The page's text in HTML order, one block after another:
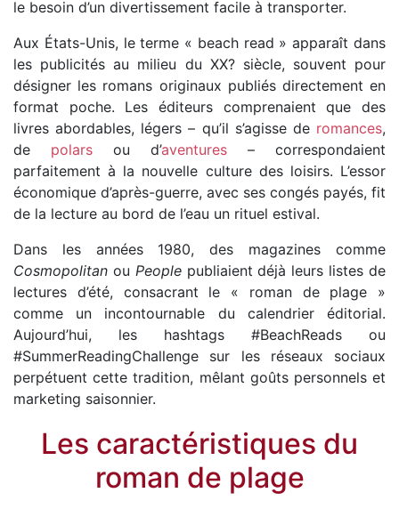
le besoin d’un divertissement facile à transporter.
Aux États-Unis, le terme « beach read » apparaît dans
les publicités au milieu du XX? siècle, souvent pour
désigner les romans originaux publiés directement en
format poche. Les éditeurs comprenaient que des
livres abordables, légers – qu’il s’agisse de romances,
de polars ou d’aventures – correspondaient
parfaitement à la nouvelle culture des loisirs. L’essor
économique d’après-guerre, avec ses congés payés, fit
de la lecture au bord de l’eau un rituel estival.
Dans les années 1980, des magazines comme
Cosmopolitan ou Peoplepubliaient déjà leurs listes de
lectures d’été, consacrant le « roman de plage »
comme un incontournable du calendrier éditorial.
Aujourd’hui, les hashtags #BeachReads ou
#SummerReadingChallenge sur les réseaux sociaux
perpétuent cette tradition, mêlant goûts personnels et
marketing saisonnier.
Les caractéristiques du
roman de plage